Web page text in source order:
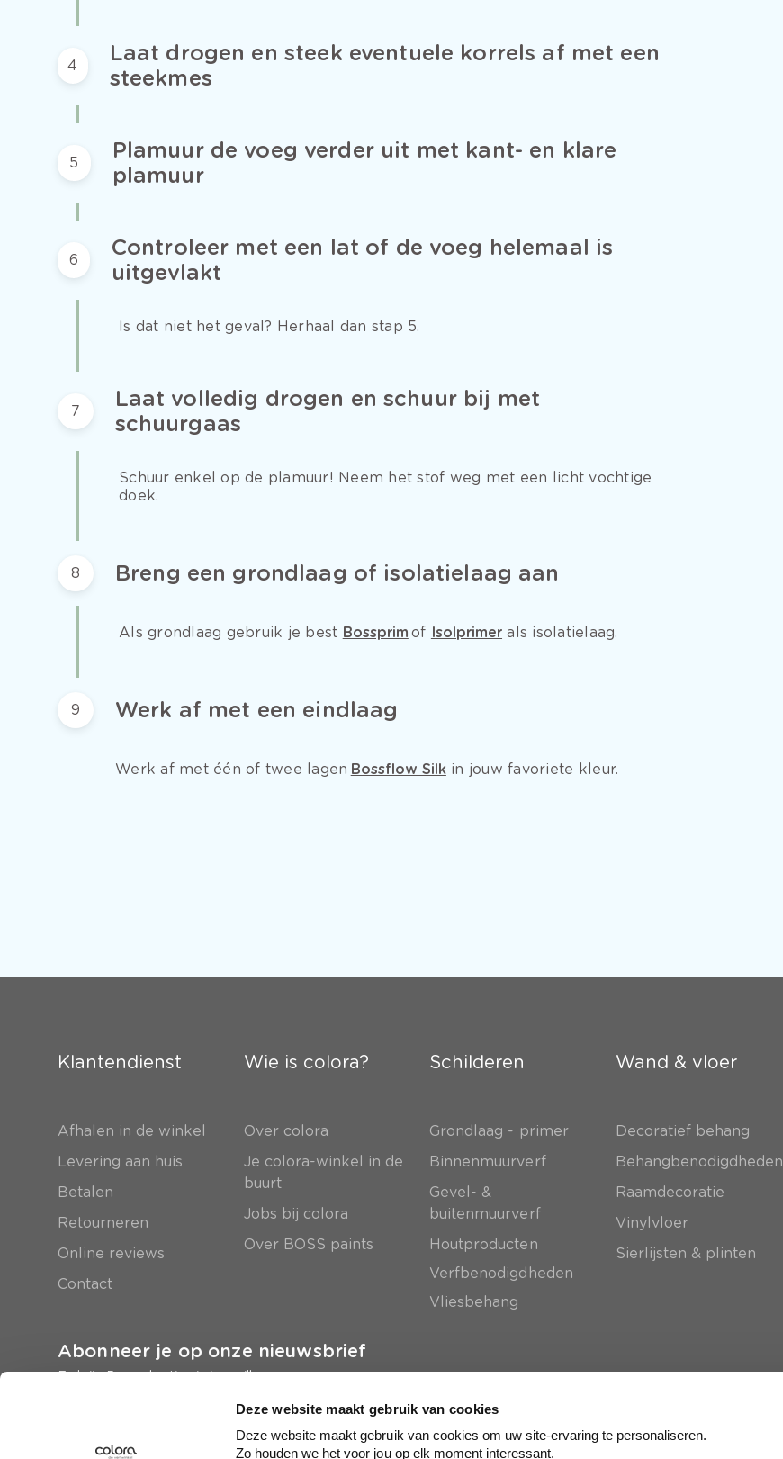
Deze website maakt gebruik van cookies
Deze website maakt gebruik van cookies om uw site-ervaring te personaliseren.
Zo houden we het voor jou op elk moment interessant.
4
Laat drogen en steek eventuele korrels af met een
steekmes
5
Plamuur de voeg verder uit met kant- en klare
plamuur
6
Controleer met een lat of de voeg helemaal is
uitgevlakt
Is dat niet het geval? Herhaal dan stap 5.
7
Laat volledig drogen en schuur bij met
schuurgaas
Schuur enkel op de plamuur! Neem het stof weg met een licht vochtige
doek.
8 Breng een grondlaag of isolatielaag aan
Als grondlaag gebruik je best Bossprim of Isolprimer als isolatielaag.
9 Werk af met een eindlaag
Werk af met één of twee lagen Bossflow Silkin jouw favoriete kleur.
Klantendienst
Afhalen in de winkel
Levering aan huis
Betalen
Retourneren
Online reviews
Contact
Wie is colora?
Over colora
Je colora-winkel in de
buurt
Jobs bij colora
Over BOSS paints
Schilderen
Grondlaag - primer
Binnenmuurverf
Gevel- &
buitenmuurverf
Houtproducten
Verfbenodigdheden
Vliesbehang
Wand & vloer
Decoratief behang
Behangbenodigdheden
Raamdecoratie
Vinylvloer
Sierlijsten & plinten
Abonneer je op onze nieuwsbrief
En krijg 5 euro korting in je mailbox
Inschrijven